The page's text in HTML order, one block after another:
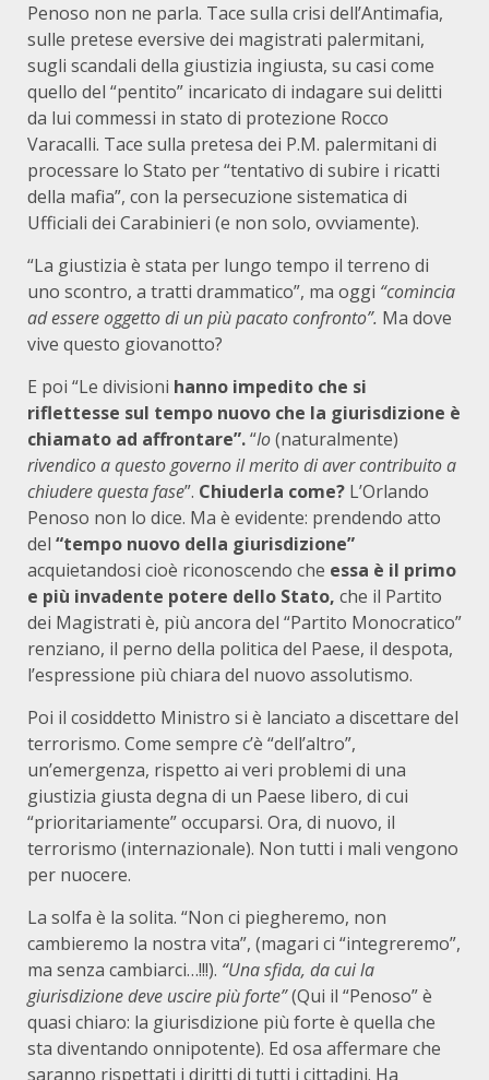
Penoso non ne parla. Tace sulla crisi dell’Antimafia,
sulle pretese eversive dei magistrati palermitani,
sugli scandali della giustizia ingiusta, su casi come
quello del “pentito” incaricato di indagare sui delitti
da lui commessi in stato di protezione Rocco
Varacalli. Tace sulla pretesa dei P.M. palermitani di
processare lo Stato per “tentativo di subire i ricatti
della mafia”, con la persecuzione sistematica di
Ufficiali dei Carabinieri (e non solo, ovviamente).
“La giustizia è stata per lungo tempo il terreno di
uno scontro, a tratti drammatico”, ma oggi “comincia
ad essere oggetto di un più pacato confronto”. Ma dove
vive questo giovanotto?
E poi “Le divisioni hanno impedito che si
riflettesse sul tempo nuovo che la giurisdizione è
chiamato ad affrontare”.“Io(naturalmente)
rivendico a questo governo il merito di aver contribuito a
chiudere questa fase”. Chiuderla come? L’Orlando
Penoso non lo dice. Ma è evidente: prendendo atto
del “tempo nuovo della giurisdizione”
acquietandosi cioè riconoscendo che essa è il primo
e più invadente potere dello Stato, che il Partito
dei Magistrati è, più ancora del “Partito Monocratico”
renziano, il perno della politica del Paese, il despota,
l’espressione più chiara del nuovo assolutismo.
Poi il cosiddetto Ministro si è lanciato a discettare del
terrorismo. Come sempre c’è “dell’altro”,
un’emergenza, rispetto ai veri problemi di una
giustizia giusta degna di un Paese libero, di cui
“prioritariamente” occuparsi. Ora, di nuovo, il
terrorismo (internazionale). Non tutti i mali vengono
per nuocere.
La solfa è la solita. “Non ci piegheremo, non
cambieremo la nostra vita”, (magari ci “integreremo”,
ma senza cambiarci…!!!). “Una sfida, da cui la
giurisdizione deve uscire più forte”(Qui il “Penoso” è
quasi chiaro: la giurisdizione più forte è quella che
sta diventando onnipotente). Ed osa affermare che
saranno rispettati i diritti di tutti i cittadini. Ha